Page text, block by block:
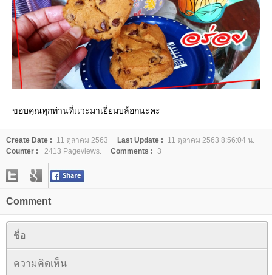
ขอบคุณทุกท่านที่เเวะมาเยี่ยมบล้อกนะคะ
Create Date : 11 ตุลาคม 2563 Last Update :
11 ตุลาคม 2563 8:56:04 น.
Counter :
2413 Pageviews. Comments : 3
Comment